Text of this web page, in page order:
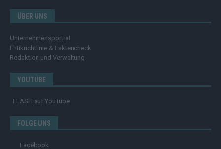
ÜBER UNS
Unternehmensporträt
Ehtikrichtlinie & Faktencheck
Redaktion und Verwaltung
YOUTUBE
FLASH auf YouTube
FOLGE UNS
Facebook